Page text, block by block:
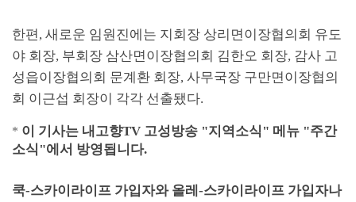
한편, 새로운 임원진에는 지회장 상리면이장협의회 유도
야 회장, 부회장 삼산면이장협의회 김한오 회장, 감사 고
성읍이장협의회 문계환 회장, 사무국장 구만면이장협의
회 이근섭 회장이 각각 선출됐다.
* 이 기사는 내고향TV 고성방송 "지역소식 " 메뉴 "주간
소식 "에서 방영됩니다.
쿡-스카이라이프 가입자와 올레 -스카이라이프 가입자나